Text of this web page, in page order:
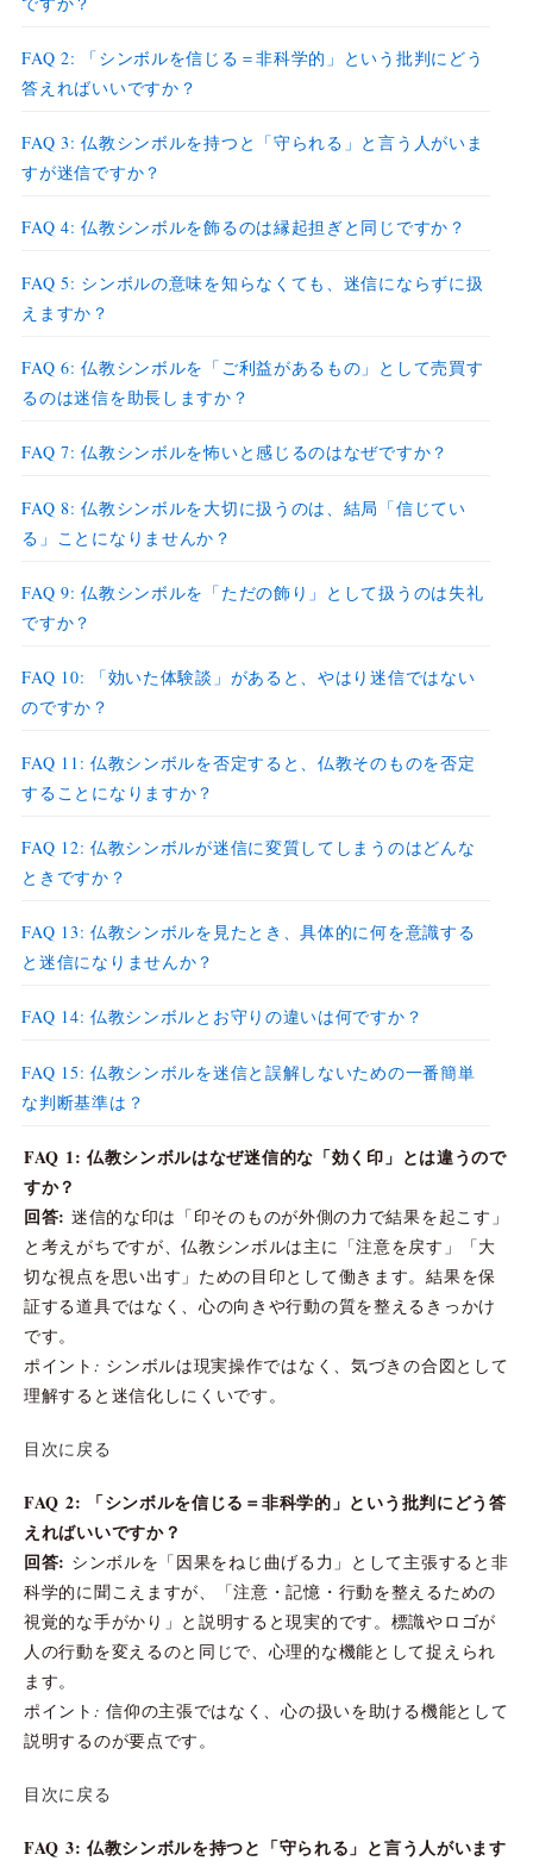
FAQ 2: 「シンボルを信じる＝非科学的」という批判にどう
答えればいいですか？
FAQ 3: 仏教シンボルを持つと「守られる」と言う人がいま
すが迷信ですか？
FAQ 4: 仏教シンボルを飾るのは縁起担ぎと同じですか？
FAQ 5: シンボルの意味を知らなくても、迷信にならずに扱
えますか？
FAQ 6: 仏教シンボルを「ご利益があるもの」として売買す
るのは迷信を助長しますか？
FAQ 7: 仏教シンボルを怖いと感じるのはなぜですか？
FAQ 8: 仏教シンボルを大切に扱うのは、結局「信じてい
る」ことになりませんか？
FAQ 9: 仏教シンボルを「ただの飾り」として扱うのは失礼
ですか？
FAQ 10: 「効いた体験談」があると、やはり迷信ではない
のですか？
FAQ 11: 仏教シンボルを否定すると、仏教そのものを否定
することになりますか？
FAQ 12: 仏教シンボルが迷信に変質してしまうのはどんな
ときですか？
FAQ 13: 仏教シンボルを見たとき、具体的に何を意識する
と迷信になりませんか？
FAQ 14: 仏教シンボルとお守りの違いは何ですか？
FAQ 15: 仏教シンボルを迷信と誤解しないための一番簡単
な判断基準は？
FAQ 1: 仏教シンボルはなぜ迷信的な「効く印」とは違うので
すか？
回答: 迷信的な印は「印そのものが外側の力で結果を起こす」
と考えがちですが、仏教シンボルは主に「注意を戻す」「大
切な視点を思い出す」ための目印として働きます。結果を保
証する道具ではなく、心の向きや行動の質を整えるきっかけ
です。
ポイント: シンボルは現実操作ではなく、気づきの合図として
理解すると迷信化しにくいです。
目次に戻る
FAQ 2: 「シンボルを信じる＝非科学的」という批判にどう答
えればいいですか？
回答: シンボルを「因果をねじ曲げる力」として主張すると非
科学的に聞こえますが、「注意・記憶・行動を整えるための
視覚的な手がかり」と説明すると現実的です。標識やロゴが
人の行動を変えるのと同じで、心理的な機能として捉えられ
ます。
ポイント: 信仰の主張ではなく、心の扱いを助ける機能として
説明するのが要点です。
目次に戻る
FAQ 3: 仏教シンボルを持つと「守られる」と言う人がいます